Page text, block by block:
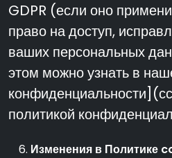
GDPR (если оно
право на доступ,
ваших персональных
этом можно узнать в
политикой
Изменения в Политике